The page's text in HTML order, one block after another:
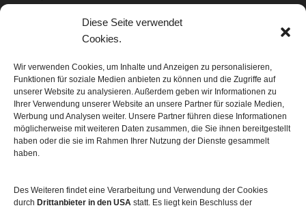
Diese Seite verwendet
Cookies.
Wir verwenden Cookies, um Inhalte und Anzeigen zu personalisieren,
Funktionen für soziale Medien anbieten zu können und die Zugriffe auf
unserer Website zu analysieren. Außerdem geben wir Informationen zu
Ihrer Verwendung unserer Website an unsere Partner für soziale Medien,
Werbung und Analysen weiter. Unsere Partner führen diese Informationen
möglicherweise mit weiteren Daten zusammen, die Sie ihnen bereitgestellt
haben oder die sie im Rahmen Ihrer Nutzung der Dienste gesammelt
haben.
Des Weiteren findet eine Verarbeitung und Verwendung der Cookies
durch Drittanbieter in den USA statt. Es liegt kein Beschluss der
Sitemap